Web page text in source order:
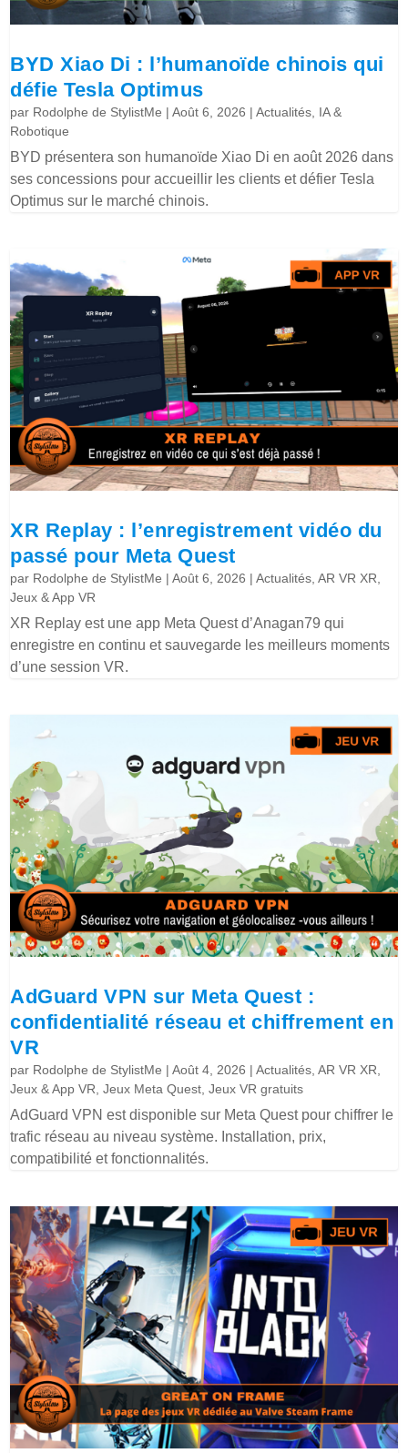
BYD Xiao Di : l’humanoïde chinois qui
défie Tesla Optimus
par Rodolphe de StylistMe |Août 6, 2026 |Actualités IA &
Robotique
BYD présentera son humanoïde Xiao Di en août 2026 dans
ses concessions pour accueillir les clients et défier Tesla
Optimus sur le marché chinois.
XR Replay : l’enregistrement vidéo du
passé pour Meta Quest
par Rodolphe de StylistMe |Août 6, 2026 |Actualités ,AR VR XR
Jeux & App VR
XR Replay est une app Meta Quest d’Anagan79 qui
enregistre en continu et sauvegarde les meilleurs moments
d’une session VR.
AdGuard VPN sur Meta Quest :
confidentialité réseau et chiffrement en
VR
par Rodolphe de StylistMe |Août 4, 2026 |Actualités ,AR VR XR
Jeux & App VR ,Jeux Meta Quest ,Jeux VR gratuits
AdGuard VPN est disponible sur Meta Quest pour chiffrer le
trafic réseau au niveau système. Installation, prix,
compatibilité et fonctionnalités.